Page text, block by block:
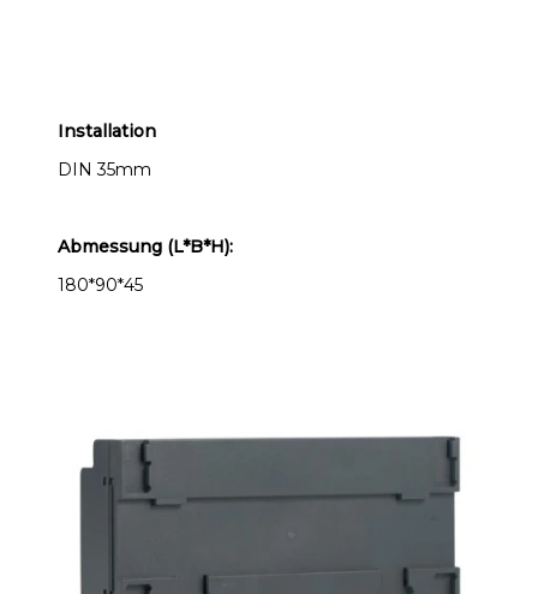
Installation
DIN 35mm
Abmessung (L*B*H):
180*90*45